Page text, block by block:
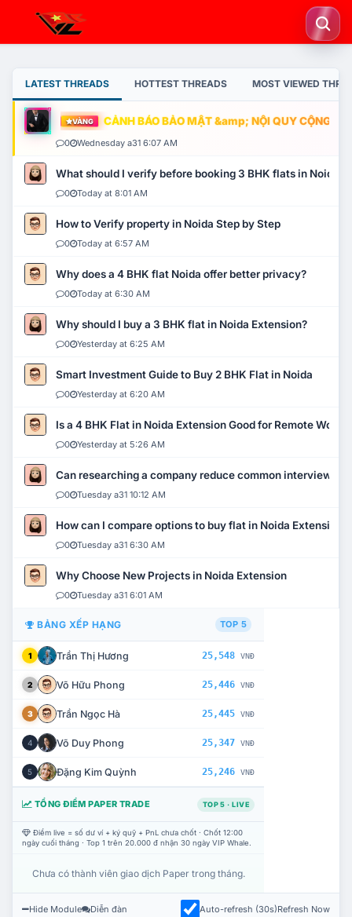
LATEST THREADS HOTTEST THREADS MOST VIEWED
VÀNG CẢNH BÁO BẢO MẬT &amp; NỘI QUY CỘNG
0 Wednesday a31 6:07 AM
What should I verify before booking 3 BHK flats in Noida?
0 Today at 8:01 AM
How to Verify property in Noida Step by Step
0 Today at 6:57 AM
Why does a 4 BHK flat Noida offer better privacy?
0 Today at 6:30 AM
Why should I buy a 3 BHK flat in Noida Extension?
0 Yesterday at 6:25 AM
Smart Investment Guide to Buy 2 BHK Flat in Noida
0 Yesterday at 6:20 AM
Is a 4 BHK Flat in Noida Extension Good for Remote Work?
0 Yesterday at 5:26 AM
Can researching a company reduce common interview
0 Tuesday a31 10:12 AM
How can I compare options to buy flat in Noida Extension?
0 Tuesday a31 6:30 AM
Why Choose New Projects in Noida Extension
0 Tuesday a31 6:01 AM
BẢNG XẾP HẠNG TOP 5
1 Trần Thị Hương 25,548 VNĐ
2 Võ Hữu Phong 25,446 VNĐ
3 Trần Ngọc Hà 25,445 VNĐ
4 Võ Duy Phong 25,347 VNĐ
5 Đặng Kim Quỳnh 25,246 VNĐ
TỔNG ĐIỂM PAPER TRADE TOP 5 · LIVE
Điểm live = số dư ví + ký quỹ + PnL chưa chốt · Chốt 12:00
ngày cuối tháng · Top 1 trên 20.000 đ nhận 30 ngày VIP Whale.
Chưa có thành viên giao dịch Paper trong tháng.
Hide Module Diễn đàn Auto-refresh (30s)Refresh Now